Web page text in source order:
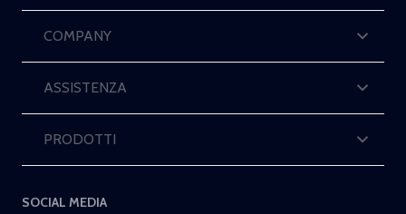
COMPANY
ASSISTENZA
PRODOTTI
SOCIAL MEDIA